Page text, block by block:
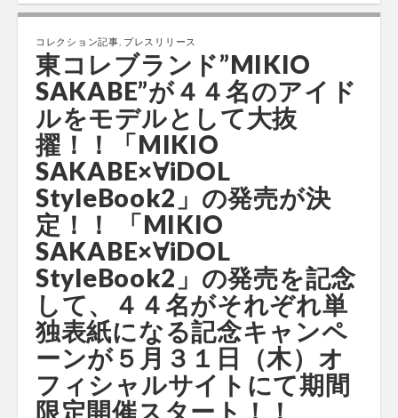
コレクション記事 プレスリリース
東コレブランド”MIKIO
SAKABE”が４４名のアイド
ルをモデルとして大抜
擢！！「MIKIO
SAKABE×∀iDOL
StyleBook2」の発売が決
定！！ 「MIKIO
SAKABE×∀iDOL
StyleBook2」の発売を記念
して、４４名がそれぞれ単
独表紙になる記念キャンペ
ーンが５月３１日（木）オ
フィシャルサイトにて期間
限定開催スタート！！